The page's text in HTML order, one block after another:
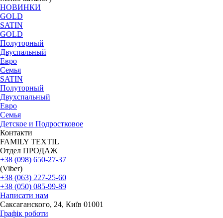
НОВИНКИ
GOLD
SATIN
GOLD
Полуторный
Двуспальный
Евро
Семья
SATIN
Полуторный
Двухспальный
Евро
Семья
Детское и Подростковое
Контакти
FAMILY TEXTIL
Отдел ПРОДАЖ
+38 (098) 650-27-37
(Viber)
+38 (063) 227-25-60
+38 (050) 085-99-89
Написати нам
Саксаганского, 24, Київ 01001
Графік роботи